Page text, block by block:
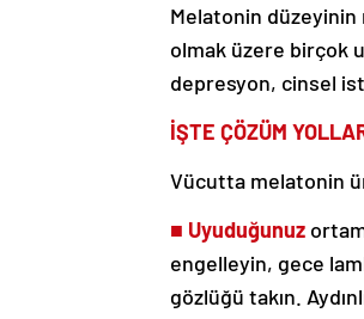
Melatonin düzeyinin
olmak üzere birçok
depresyon, cinsel
İŞTE ÇÖZÜM
Vücutta melatonin
■ Uyuduğunuz
engelleyin, gece
gözlüğü takın.